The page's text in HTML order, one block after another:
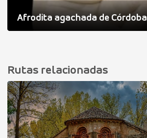
Afrodita agachada de Córdoba
Rutas relacionadas